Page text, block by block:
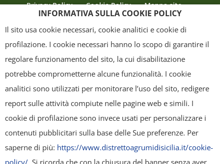
Privacy Policy Cookie Policy
Mappa sito
grafica ed il layout) sono di proprietà del "Distretto Produttivo Agrumi di
Sicilia" e tutelati dal diritto d’autore. È pertanto vietato copiarli,
pubblicarli, riscriverli, commercializzarli, distribuirli, anche soltanto in
parte. Tutti i documenti presenti su questo sito, disponibili gratuitamente
per il download, sono da intendere esclusivamente per uso personale.
Possono essere ridistribuiti, sempre gratuitamente e senza alcun fine
INFORMATIVA SULLA COOKIE POLICY
Il sito usa cookie necessari, cookie analitici e cookie di
profilazione. I cookie necessari hanno lo scopo di garantire il
regolare funzionamento del sito, la cui disabilitazione
potrebbe comprometterne alcune funzionalità. I cookie
analitici sono utilizzati per monitorare l’uso del sito, redigere
report sulle attività compiute nelle pagine web e simili. I
cookie di profilazione sono invece usati per personalizzare i
contenuti pubblicitari sulla base delle Sue preferenze. Per
saperne di più: https://www.distrettoagrumidisicilia.it/cookie-
policy/ . Si ricorda che con la chiusura del banner senza aver